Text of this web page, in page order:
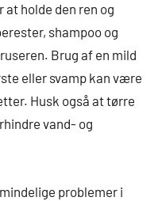
holde den ren og
shampoo og
Brug af en mild
eller svamp kan være
Husk også at tørre
vand- og
problemer i